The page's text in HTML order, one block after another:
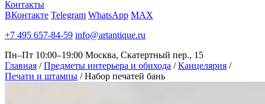
Контакты
ВКонтакте Telegram WhatsApp MAX
+7 495 657-84-59 info@artantique.ru
Пн–Пт 10:00–19:00 Москва, Скатертный пер., 15
Главная / Предметы интерьера и обихода / Канцелярия /
Печати и штампы / Набор печатей бань